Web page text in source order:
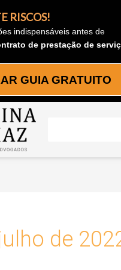
RISCOS!
indispensáveis antes de
de prestação de
GUIA GRATUITO
de